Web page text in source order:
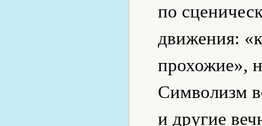
по
движения:
прохожие»,
Символизм
и другие